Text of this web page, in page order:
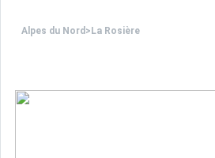
Alpes du Nord > La Rosière